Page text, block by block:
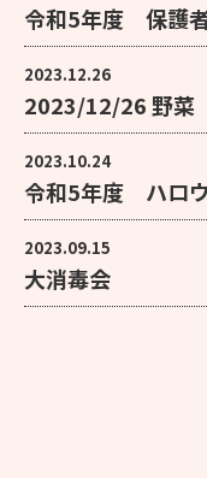
令和5年度 保護
2023.12.26
2023/12/26 野菜
2023.10.24
令和5年度 ハロ
2023.09.15
大消毒会